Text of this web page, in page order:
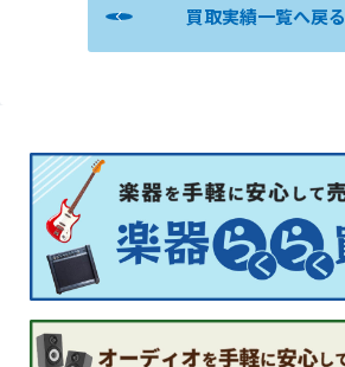
買取実績一覧へ戻る